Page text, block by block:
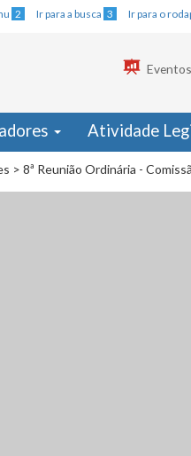
2 Ir para a busca 3 Ir para o
Eventos
Atividade
> 8ª Reunião Ordinária -